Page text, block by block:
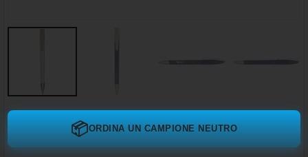
📦ORDINA UN CAMPIONE NEUTRO